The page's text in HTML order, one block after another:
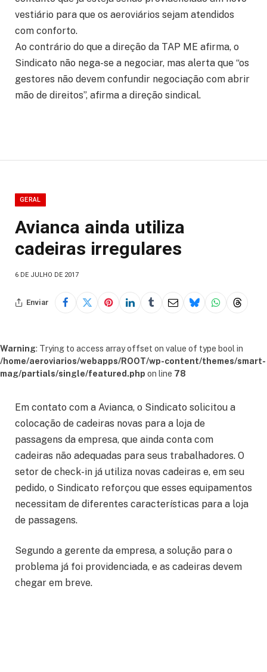
vestiário para que os aeroviários sejam atendidos
com conforto.
Ao contrário do que a direção da TAP ME afirma, o
Sindicato não nega-se a negociar, mas alerta que “os
gestores não devem confundir negociação com abrir
mão de direitos”, afirma a direção sindical.
GERAL
Avianca ainda utiliza
cadeiras irregulares
6 DE JULHO DE 2017
Enviar
Warning: Trying to access array offset on value of type bool in
/home/aeroviarios/webapps/ROOT/wp-content/themes/smart-
mag/partials/single/featured.php on line 78
Em contato com a Avianca, o Sindicato solicitou a
colocação de cadeiras novas para a loja de
passagens da empresa, que ainda conta com
cadeiras não adequadas para seus trabalhadores. O
setor de check-in já utiliza novas cadeiras e, em seu
pedido, o Sindicato reforçou que esses equipamentos
necessitam de diferentes características para a loja
de passagens.
Segundo a gerente da empresa, a solução para o
problema já foi providenciada, e as cadeiras devem
chegar em breve.